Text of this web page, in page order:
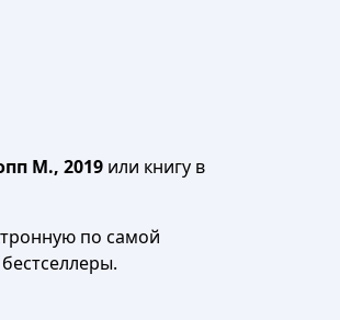
М., 2019 или книгу в
по самой